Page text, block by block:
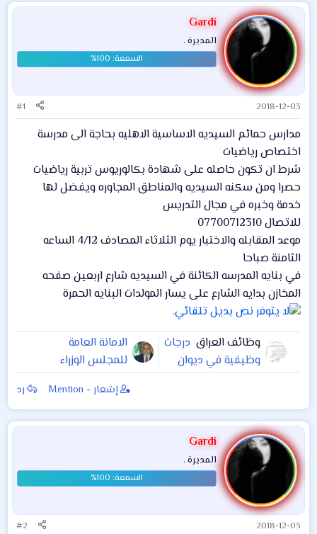
Gardi
المديرة .
2018-12-03
#1
مدارس حمائم السيديه الاساسية الاهليه بحاجة الى مدرسة
اختصاص رياضيات
شرط ان تكون حاصله على شهادة بكالوريوس تربية رياضيات
حصرا ومن سكنه السيديه والمناطق المجاوره ويفضل لها
خدمة وخبره في مجال التدريس
للاتصال 07700712310
موعد المقابله والاختبار يوم الثلاثاء المصادف 4/12 الساعه
الثامنة صباحا
في بنايه المدرسه الكائنة في السيديه شارع اربعين صفحه
المخازن بدايه الشارع على يسار المولدات البنايه الحمرة
وظائف العراق درجات
وظيفية في ديوان
محافظة نينوى
الامانة العامة
للمجلس الوزراء
يوافق على تثبيت
المحاضرين على
الاملاك مديرية تربية
النجف
إشعار - Mention رد
Gardi
المديرة .
2018-12-03
#2